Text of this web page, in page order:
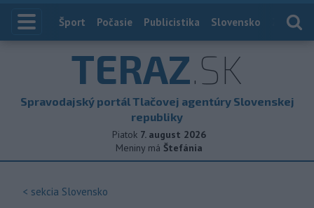
Index
Šport Počasie Publicistika Slovensko
TERAZ.SK
Spravodajský portál Tlačovej agentúry Slovenskej
republiky
Piatok 7. august 2026
Meniny má Štefánia
< sekcia Slovensko